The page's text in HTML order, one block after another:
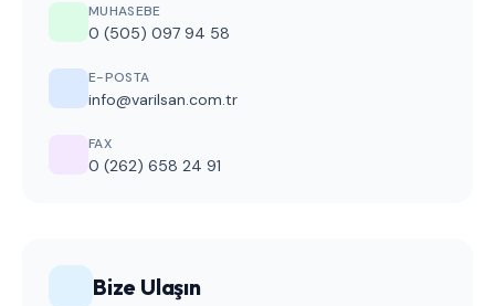
MUHASEBE
0 (505) 097 94 58
E-POSTA
info@varilsan.com.tr
FAX
0 (262) 658 24 91
Bize Ulaşın